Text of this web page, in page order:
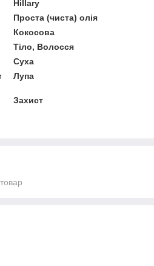
Hillary
Проста (чиста) олія
Кокосова
Тіло, Волосся
Суха
Лупа
Захист